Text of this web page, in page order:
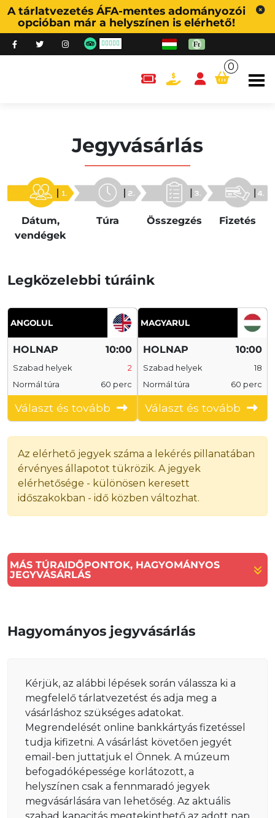
A tárlatvezetés ÁFA-mentes adományozói
opcióban már a helyszínen is elérhető!
content.cart
0
Jegyvásárlás
Dátum,
vendégek
Túra Összegzés Fizetés
Legközelebbi túráink
ANGOLUL
HOLNAP 10:00
Szabad helyek
2
Normál túra
60 perc
Választ és tovább
MAGYARUL
HOLNAP 10:00
Szabad helyek
18
Normál túra
60 perc
Választ és tovább
Az elérhető jegyek száma a lekérés pillanatában
érvényes állapotot tükrözik. A jegyek
elérhetősége - különösen keresett
időszakokban - idő közben változhat.
MÁS TÚRAIDŐPONTOK, HAGYOMÁNYOS
JEGYVÁSÁRLÁS
Hagyományos jegyvásárlás
Kérjük, az alábbi lépések során válassza ki a
megfelelő tárlatvezetést és adja meg a
vásárláshoz szükséges adatokat.
Megrendelését online bankkártyás fizetéssel
tudja kifizetni. A vásárlást követően jegyét
email-ben juttatjuk el Önnek. A múzeum
befogadóképessége korlátozott, a
helyszínen csak a fennmaradó jegyek
megvásárlására van lehetőség. Az aktuális